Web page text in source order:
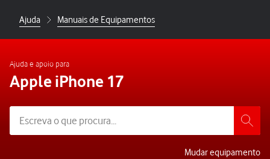
Ajuda Manuais de Equipamentos
Ajuda e apoio para
Apple iPhone 17
Mudar equipamento